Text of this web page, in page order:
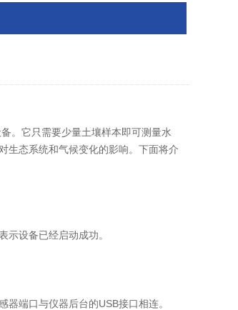
。它只需要少量土壤样本即可测量水
生态系统和气候变化的影响。下面将介
设备已经启动成功。
端口与仪器后台的USB接口相连。